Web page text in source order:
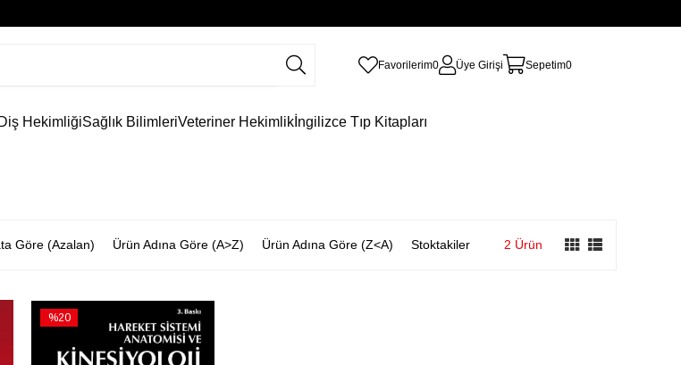
Favorilerim0 Üye Girişi Sepetim0
Diş HekimliğiSağlık BilimleriVeteriner Hekimlik İngilizce Tıp Kitapları
Göre (Azalan) Ürün Adına Göre (A>Z) Ürün Adına Göre (Z<A) Stoktakiler 2 Ürün
%20
%20İndirim